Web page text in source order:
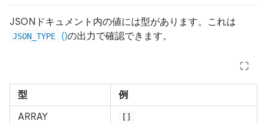
JSONドキュメント内の値には型があります。これは
JSON_TYPE ()の出力で確認できます。
型
例
ARRAY
[]